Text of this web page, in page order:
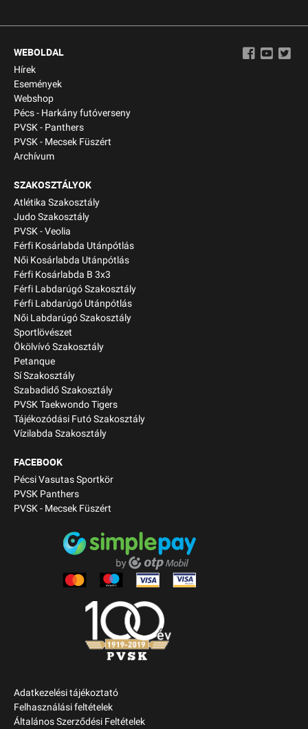
WEBOLDAL
Hírek
Események
Webshop
Pécs - Harkány futóverseny
PVSK - Panthers
PVSK - Mecsek Füszért
Archívum
SZAKOSZTÁLYOK
Atlétika Szakosztály
Judo Szakosztály
PVSK - Veolia
Férfi Kosárlabda Utánpótlás
Női Kosárlabda Utánpótlás
Férfi Kosárlabda B 3x3
Férfi Labdarúgó Szakosztály
Férfi Labdarúgó Utánpótlás
Női Labdarúgó Szakosztály
Sportlövészet
Ökölvívó Szakosztály
Petanque
Sí Szakosztály
Szabadidő Szakosztály
PVSK Taekwondo Tigers
Tájékozódási Futó Szakosztály
Vízilabda Szakosztály
FACEBOOK
Pécsi Vasutas Sportkör
PVSK Panthers
PVSK - Mecsek Füszért
Adatkezelési tájékoztató
Felhasználási feltételek
Általános Szerződési Feltételek